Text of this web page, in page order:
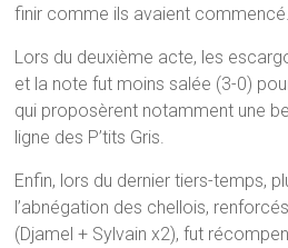
finir comme ils avaient commencé.
Lors du deuxième acte, les
et la note fut moins salée (3-0)
qui proposèrent notamment une
ligne des P’tits Gris.
Enfin, lors du dernier tiers-temps,
l’abnégation des chellois,
(Djamel + Sylvain x2), fut